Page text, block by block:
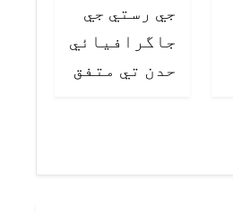
جي رستي جي
جاگرافيائي
حدن تي متفق